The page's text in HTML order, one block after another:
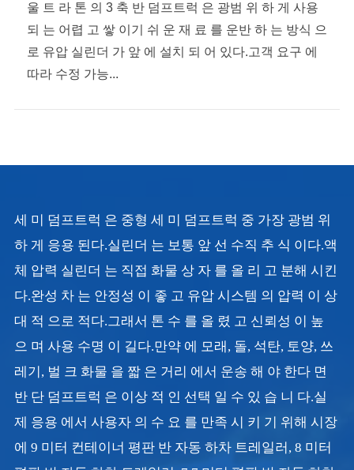
울 트 라 톤 의 3 축 반 덤프트럭 은 광범 위 하 게 사용
되 는 어렵 고 쌓 이기 쉬 운 재 료 를 운반 하 는 방식 으
로 유압 실린더 가 앞 에 설치 되 어 있다.고객 요구 에
따라 수정 가능...
세 미 덤프트럭 은 중형 세 미 덤프트럭 중 가장 광범 위
하 게 응용 된다.실린더 는 보통 앞 선 수직 추 식 이다.액
체 압력 실린더 는 직접 화물 상 자 를 올 리 고 분해 시킨
다.완성 차 는 안정성 이 좋 고 유압 시스템 의 압력 이 상
대 적 으로 적다.그래서 톤 수 를 올 렸 고 신뢰성 이 높
으 며 사용 수명 이 길다.만약 에 모래, 돌, 석탄, 토양, 쓰
레기, 벌 크 화물 을 짧 은 거리 에서 운송 해 야 한다 면
반 단 덤프트럭 은 이상 적 인 선택 일 수 있 습 니 다.실
제 응용 에서 사용자 의 수 요 를 만족 시 키 기 위해 시장
에 9 미터 컨테이너 평판 반 자동 하차 트레일러, 8 미터